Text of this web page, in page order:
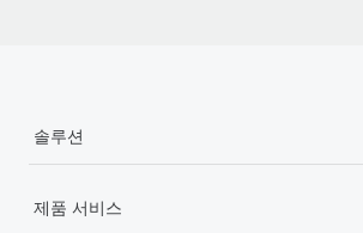
솔루션
제품 서비스